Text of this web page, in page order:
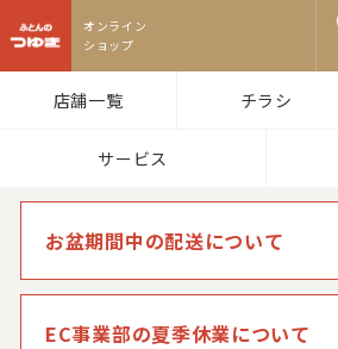
店舗一覧 チラシ
サービス
お盆期間中の配送について
EC事業部の夏季休業について